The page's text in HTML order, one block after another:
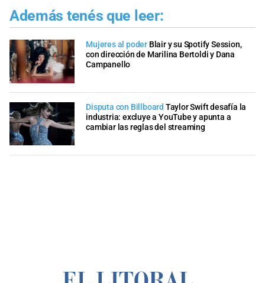
Además tenés que leer:
Mujeres al poder Blair y su Spotify Session,
con dirección de Marilina Bertoldi y Dana
Campanello
Disputa con Billboard Taylor Swift desafía la
industria: excluye a YouTube y apunta a
cambiar las reglas del streaming